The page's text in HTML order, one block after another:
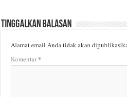
Tinggalkan Balasan
Alamat email Anda tidak akan
Komentar*